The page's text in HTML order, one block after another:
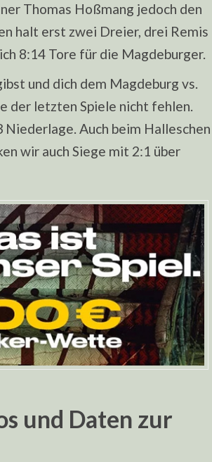
Thomas Hoßmang jedoch den
halt erst zwei Dreier, drei Remis
8:14 Tore für die Magdeburger.
und dich dem Magdeburg vs.
der letzten Spiele nicht fehlen.
Niederlage. Auch beim Halleschen
wir auch Siege mit 2:1 über
und Daten zur